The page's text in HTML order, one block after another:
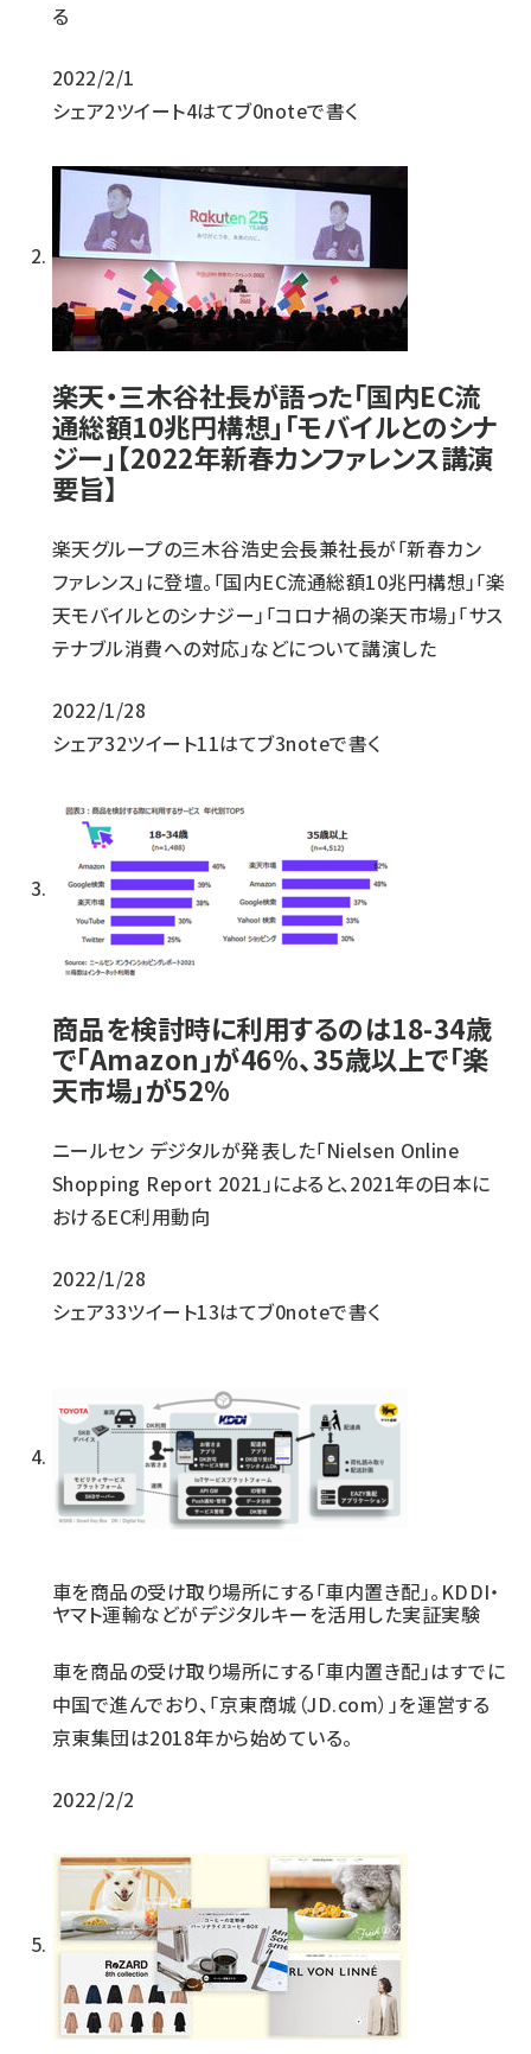
る
2022/2/1
シェア2ツイート4はてブ0noteで書く
楽天・三木谷社長が語った「国内EC流
通総額10兆円構想」「モバイルとのシナ
ジー」【2022年新春カンファレンス講演
要旨】
楽天グループの三木谷浩史会長兼社長が「新春カン
ファレンス」に登壇。「国内EC流通総額10兆円構想」「楽
天モバイルとのシナジー」「コロナ禍の楽天市場」「サス
テナブル消費への対応」などについて講演した
2022/1/28
シェア32ツイート11はてブ3noteで書く
商品を検討時に利用するのは18-34歳
で「Amazon」が46%、35歳以上で「楽
天市場」が52%
ニールセン デジタルが発表した「Nielsen Online
Shopping Report 2021」によると、2021年の日本に
おけるEC利用動向
2022/1/28
シェア33ツイート13はてブ0noteで書く
車を商品の受け取り場所にする「車内置き配」。KDDI・
ヤマト運輸などがデジタルキーを活用した実証実験
車を商品の受け取り場所にする「車内置き配」はすでに
中国で進んでおり、「京東商城（JD.com）」を運営する
京東集団は2018年から始めている。
2022/2/2